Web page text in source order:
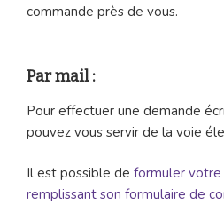
commande près de vous.
Par mail :
Pour effectuer une demande
pouvez vous servir de la voie
Il est possible de formuler votre
remplissant son formulaire de